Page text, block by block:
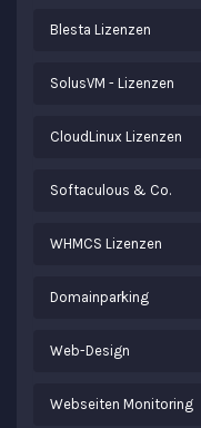
Blesta Lizenzen
SolusVM - Lizenzen
CloudLinux Lizenzen
Softaculous & Co.
WHMCS Lizenzen
Domainparking
Web-Design
Webseiten Monitoring